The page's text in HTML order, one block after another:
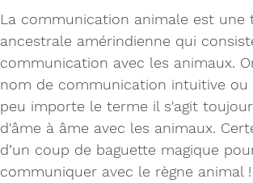
La communication animale est une
ancestrale amérindienne qui
communication avec les animaux.
nom de communication intuitive ou
peu importe le terme il s'agit
d'âme à âme avec les animaux.
d’un coup de baguette magique
communiquer avec le règne animal